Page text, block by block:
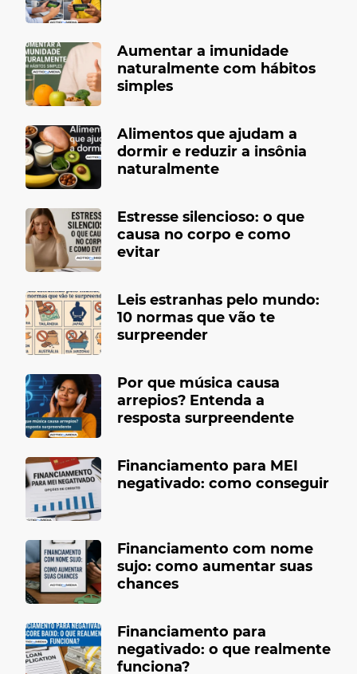
Aumentar a imunidade
naturalmente com hábitos
simples
Alimentos que ajudam a
dormir e reduzir a insônia
naturalmente
Estresse silencioso: o que
causa no corpo e como
evitar
Leis estranhas pelo mundo:
10 normas que vão te
surpreender
Por que música causa
arrepios? Entenda a
resposta surpreendente
Financiamento para MEI
negativado: como conseguir
Financiamento com nome
sujo: como aumentar suas
chances
Financiamento para
negativado: o que realmente
funciona?